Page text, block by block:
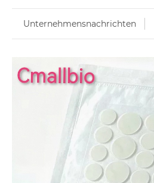
Unternehmensnachrichten